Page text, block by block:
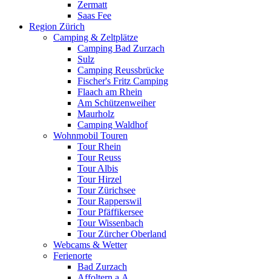
Zermatt
Saas Fee
Region Zürich
Camping & Zeltplätze
Camping Bad Zurzach
Sulz
Camping Reussbrücke
Fischer's Fritz Camping
Flaach am Rhein
Am Schützenweiher
Maurholz
Camping Waldhof
Wohnmobil Touren
Tour Rhein
Tour Reuss
Tour Albis
Tour Hirzel
Tour Zürichsee
Tour Rapperswil
Tour Pfäffikersee
Tour Wissenbach
Tour Zürcher Oberland
Webcams & Wetter
Ferienorte
Bad Zurzach